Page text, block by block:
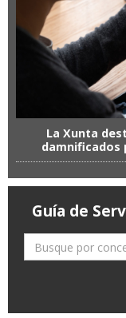
La Xunta
damnificados
Guía de